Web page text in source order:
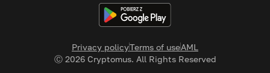
Privacy policyTerms of useAML
Ⓒ 2026Cryptomus. All Rights Reserved